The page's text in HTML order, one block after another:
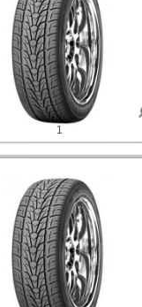
1